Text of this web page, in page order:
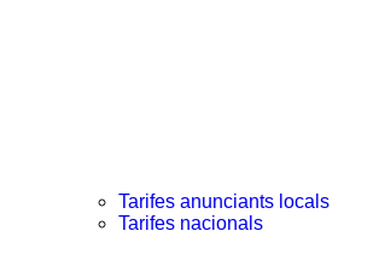
Tarifes anunciants locals
Tarifes nacionals